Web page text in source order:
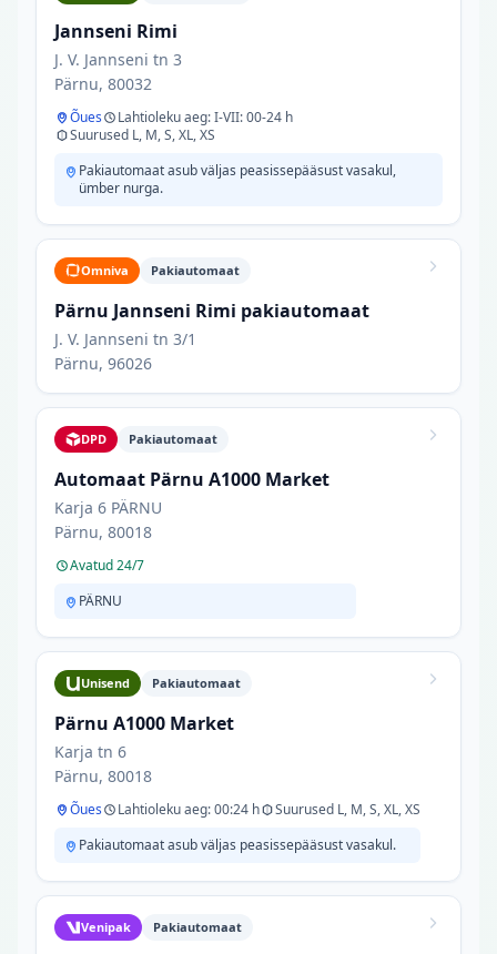
Jannseni Rimi
J. V. Jannseni tn 3
Pärnu, 80032
Õues
Lahtioleku aeg: I-VII: 00-24 h
Suurused L, M, S, XL, XS
Pakiautomaat asub väljas peasissepääsust vasakul,
ümber nurga.
Omniva Pakiautomaat
Pärnu Jannseni Rimi pakiautomaat
J. V. Jannseni tn 3/1
Pärnu, 96026
DPD Pakiautomaat
Automaat Pärnu A1000 Market
Karja 6 PÄRNU
Pärnu, 80018
Avatud 24/7
PÄRNU
Unisend Pakiautomaat
Pärnu A1000 Market
Karja tn 6
Pärnu, 80018
Õues Lahtioleku aeg: 00:24 h
Suurused L, M, S, XL, XS
Pakiautomaat asub väljas peasissepääsust vasakul.
Venipak Pakiautomaat